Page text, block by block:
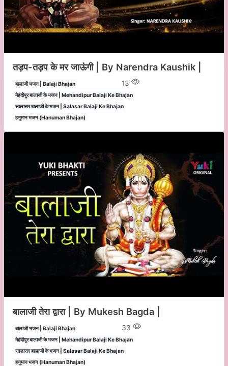
तड़प-तड़प के मर जाऊंगी | By Narendra Kaushik |
बालाजी भजन | Balaji Bhajan
मेहंदीपुर बालाजी के भजन | Mehandipur Balaji Ke Bhajan
सालासर बालाजी के भजन | Salasar Balaji Ke Bhajan
हनुमान भजन (Hanuman Bhajan)
13
बालाजी तेरा द्वारा | By Mukesh Bagda |
बालाजी भजन | Balaji Bhajan
मेहंदीपुर बालाजी के भजन | Mehandipur Balaji Ke Bhajan
सालासर बालाजी के भजन | Salasar Balaji Ke Bhajan
हनुमान भजन (Hanuman Bhajan)
33